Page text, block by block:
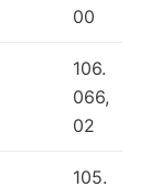
00
106.
066,
02
105.